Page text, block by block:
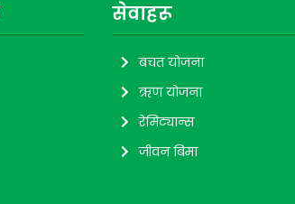
सेवाहरू
बचत योजना
ऋण योजना
रेमिट्यान्स
जीवन बिमा